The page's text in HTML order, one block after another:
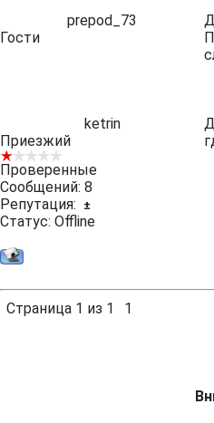
prepod_73
Гости
ketrin
Приезжий
Проверенные
Сообщений: 8
Репутация:
±
Статус: Offline
Страница 1 из 1 1